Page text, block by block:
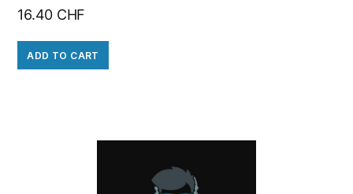
16.40 CHF
ADD TO CART